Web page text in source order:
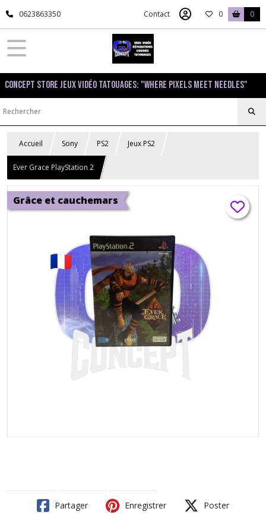
0623863350 Contact 0 0
Concept Store Jeux Vidéo Tatouages: "Where pixels meet needles"
Accueil Sony PS2 Jeux PS2
Ever Grace PlayStation 2
Grâce et cauchemars
Partager Enregistrer Poster